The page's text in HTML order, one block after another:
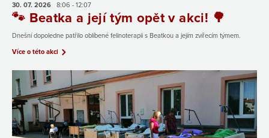
30. 07. 2026 8:06 - 12:07
🐾 Beatka a její tým opět v akci! 🌳
Dnešní dopoledne patřilo oblíbené felinoterapii s Beatkou a jejím zvířecím týmem.
Více o této akci